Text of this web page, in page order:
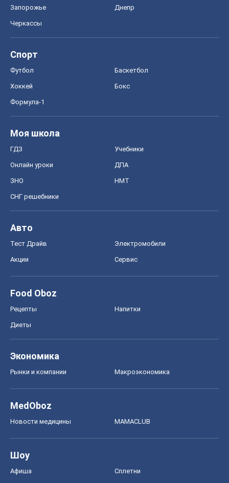
Запорожье Днепр
Черкассы
Спорт
Футбол Баскетбол
Хоккей Бокс
Формула-1
Моя школа
ГДЗ Учебники
Онлайн уроки ДПА
ЗНО НМТ
СНГ решебники
Авто
Тест Драйв Электромобили
Акции Сервис
Food Oboz
Рецепты Напитки
Диеты
Экономика
Рынки и компании Mакроэкономика
MedOboz
Новости медицины MAMACLUB
Шоу
Афиша Сплетни